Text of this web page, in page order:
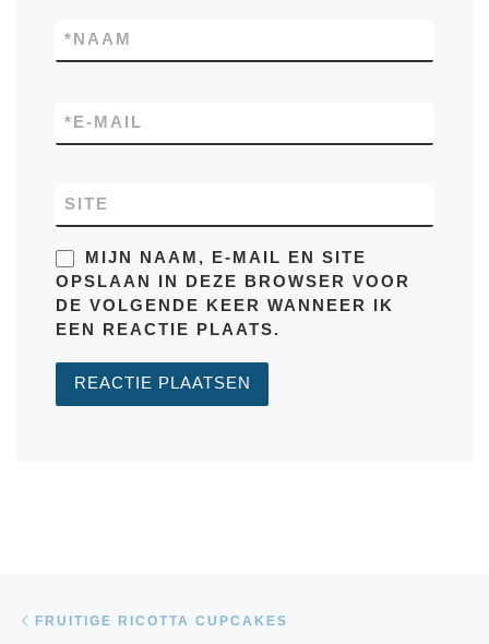
NAAM
*
E-MAIL
*
SITE
MIJN NAAM, E-MAIL EN SITE
OPSLAAN IN DEZE BROWSER VOOR
DE VOLGENDE KEER WANNEER IK
EEN REACTIE PLAATS.
FRUITIGE RICOTTA CUPCAKES